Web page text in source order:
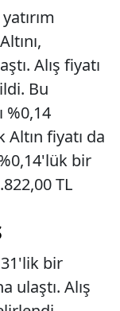
Alış fiyatı
Bu
%0,14
fiyatı da
bir
TL
bir
ulaştı. Alış